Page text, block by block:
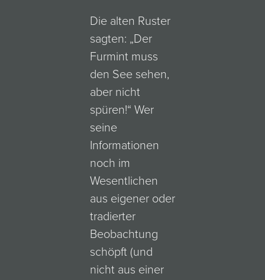
Die alten Ruster
sagten: „Der
Furmint muss
den See sehen,
aber nicht
spüren!“ Wer
seine
Informationen
noch im
Wesentlichen
aus eigener oder
tradierter
Beobachtung
schöpft (und
nicht aus einer